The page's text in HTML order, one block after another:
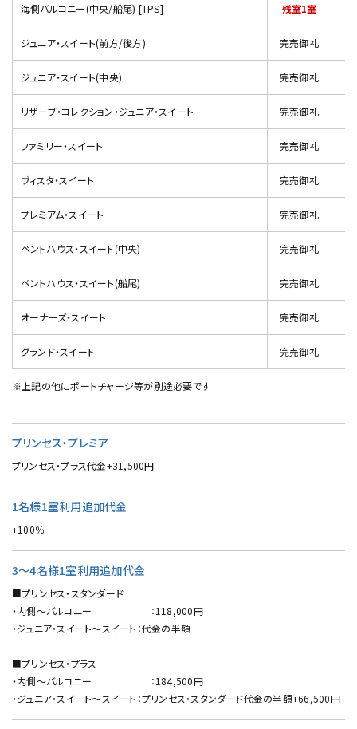
海側バルコニー(中央/船尾) [TPS] 残室1室
ジュニア・スイート(前方/後方) 完売御礼
ジュニア・スイート(中央) 完売御礼
リザーブ・コレクション・ジュニア・スイート 完売御礼
ファミリー・スイート 完売御礼
ヴィスタ・スイート 完売御礼
プレミアム・スイート 完売御礼
ペントハウス・スイート(中央) 完売御礼
ペントハウス・スイート(船尾) 完売御礼
オーナーズ・スイート 完売御礼
グランド・スイート 完売御礼
※上記の他にポートチャージ等が別途必要です
プリンセス・プレミア
プリンセス・プラス代金+31,500円
1名様1室利用追加代金
+100％
3～4名様1室利用追加代金
■プリンセス・スタンダード
・内側～バルコニー ：118,000円
・ジュニア・スイート～スイート：代金の半額
■プリンセス・プラス
・内側～バルコニー ：184,500円
・ジュニア・スイート～スイート：プリンセス・スタンダード代金の半額+66,500円